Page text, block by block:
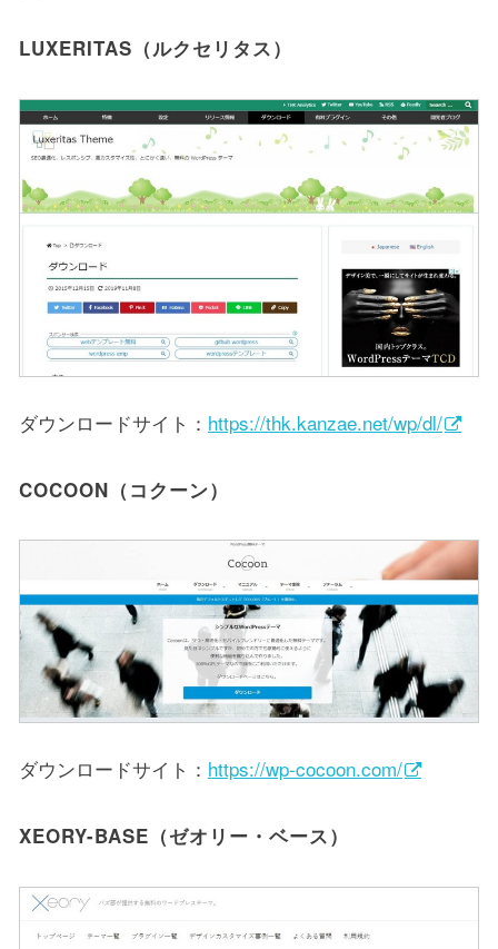
LUXERITAS（ルクセリタス）
ダウンロードサイト： https://thk.kanzae.net/wp/dl/
COCOON（コクーン）
ダウンロードサイト： https://wp-cocoon.com/
XEORY-BASE（ゼオリー・ベース）